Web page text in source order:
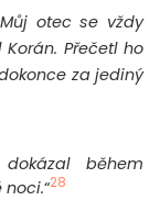
Můj otec se vždy
Přečetl ho
za jediný
dokázal během
noci.“28